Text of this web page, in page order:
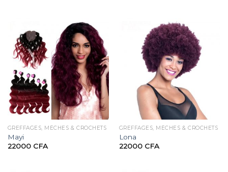
GREFFAGES, MÈCHES & CROCHETS
Mayi
22000 CFA
GREFFAGES, MÈCHES & CROCHETS
Lona
22000 CFA